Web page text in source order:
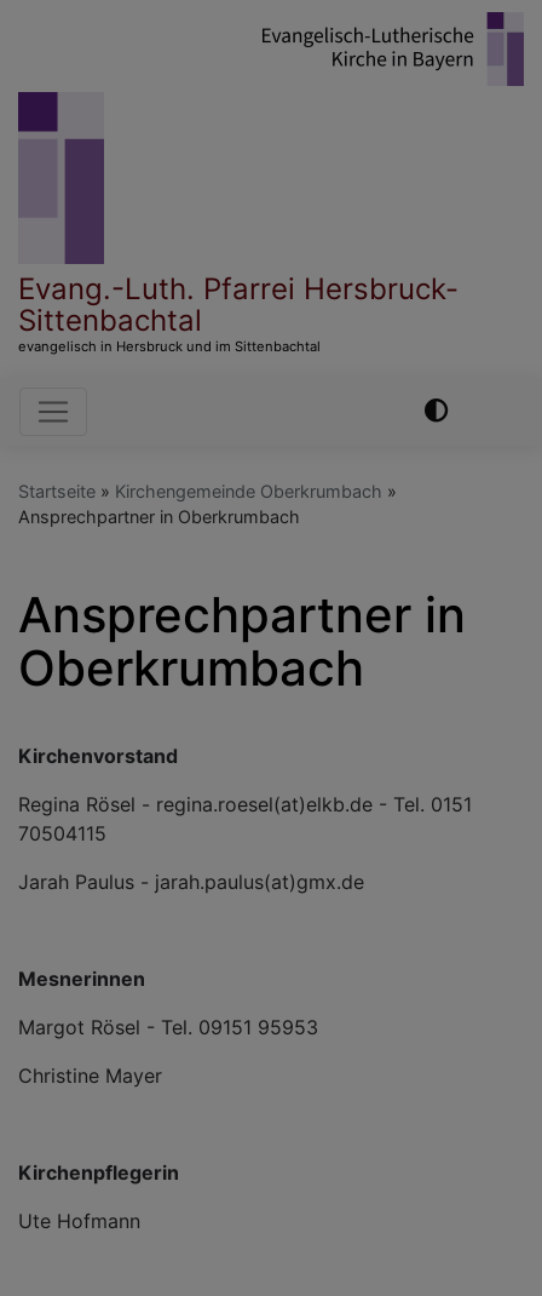
Evang.-Luth. Pfarrei Hersbruck-
Sittenbachtal
evangelisch in Hersbruck und im Sittenbachtal
Hauptnavigation
Startseite
Kirchengemeinde Oberkrumbach
Ansprechpartner in Oberkrumbach
Ansprechpartner in
Oberkrumbach
Kirchenvorstand
Regina Rösel - regina.roesel(at)elkb.de - Tel. 0151
70504115
Jarah Paulus - jarah.paulus(at)gmx.de
Mesnerinnen
Margot Rösel - Tel. 09151 95953
Christine Mayer
Kirchenpflegerin
Ute Hofmann